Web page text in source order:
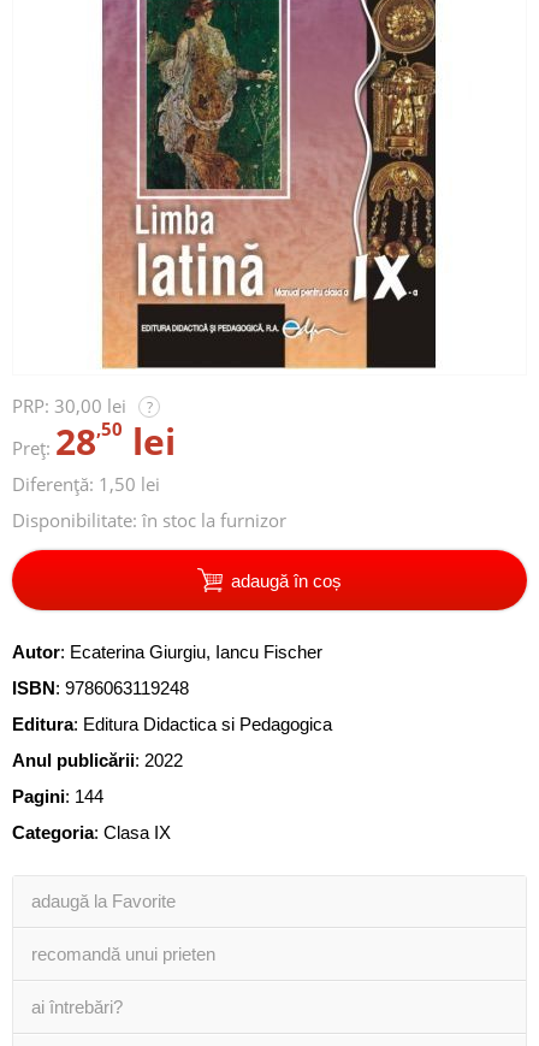
PRP: 30,00 lei ?
Preț: 28,50 lei
Diferență: 1,50 lei
Disponibilitate: în stoc la furnizor
adaugă în coș
Autor: Ecaterina Giurgiu, Iancu Fischer
ISBN: 9786063119248
Editura: Editura Didactica si Pedagogica
Anul publicării: 2022
Pagini: 144
Categoria: Clasa IX
adaugă la Favorite
recomandă unui prieten
ai întrebări?